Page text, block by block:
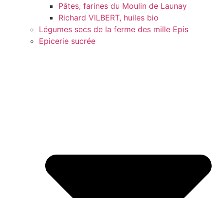
Pâtes, farines du Moulin de Launay
Richard VILBERT, huiles bio
Légumes secs de la ferme des mille Epis
Epicerie sucrée